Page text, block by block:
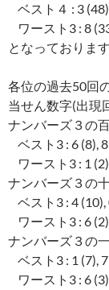
ベスト４ : 3
ワースト3 : 8
となっております
各位の過去50回
当せん数字(出現
ナンバーズ３の
ベスト3 : 6 (8),
ワースト3 : 1
ナンバーズ３の
ベスト3 : 4 (10),
ワースト3 : 6
ナンバーズ３の
ベスト3 : 1 (7),
ワースト3 : 6